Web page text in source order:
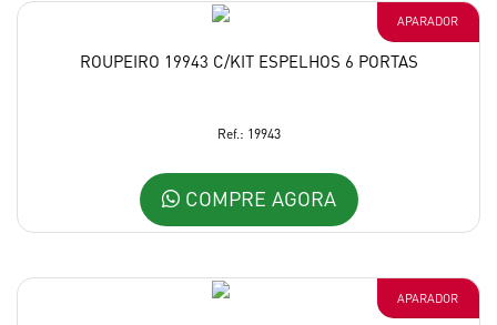
APARADOR
ROUPEIRO 19943 C/KIT ESPELHOS 6 PORTAS
Ref.: 19943
COMPRE AGORA
APARADOR